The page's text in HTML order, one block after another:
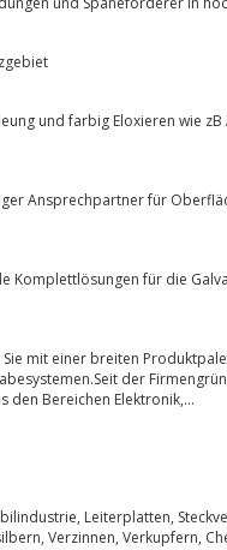
farbig Eloxieren wie zB
Ansprechpartner für
für die Galvanisierung,
mit einer breiten
den Bereichen Elektronik,...